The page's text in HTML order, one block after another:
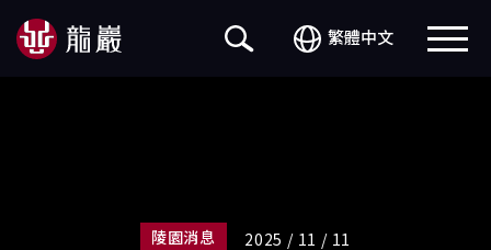
繁體中文
陵園消息 2025 / 11 / 11